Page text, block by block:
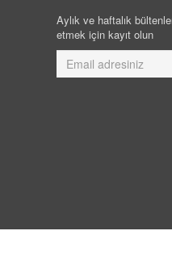
Aylık ve haftalık
etmek için kayıt olun